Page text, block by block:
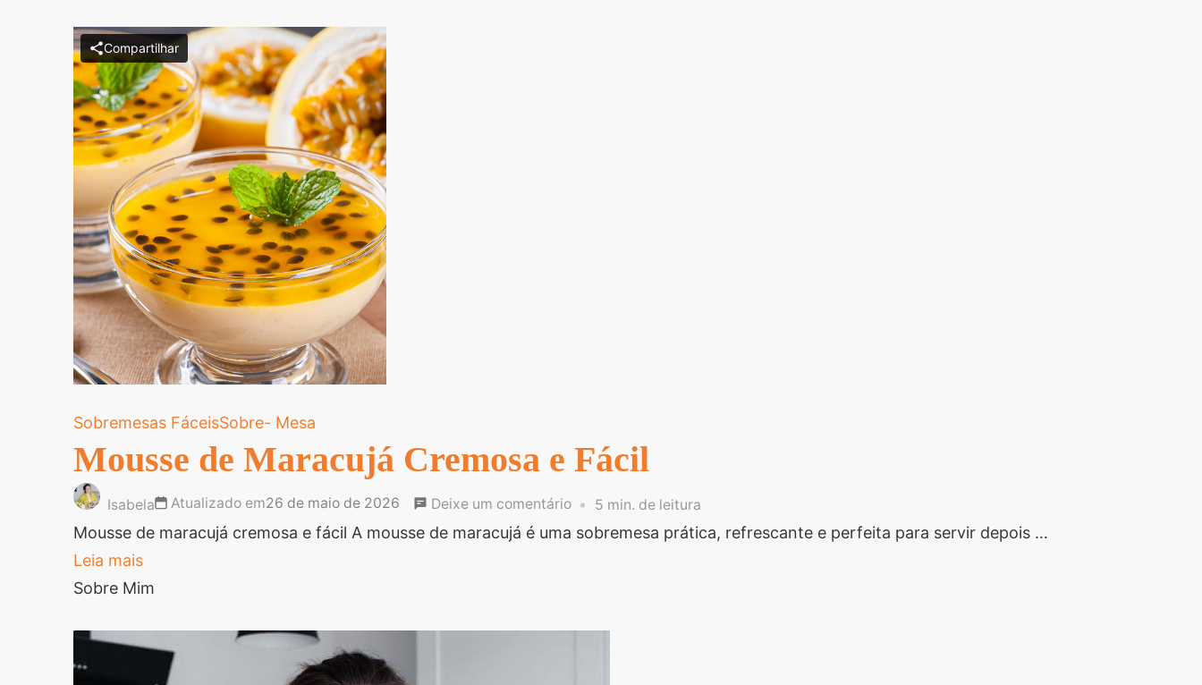
Compartilhar
Sobremesas FáceisSobre- Mesa
Mousse de Maracujá Cremosa e Fácil
Isabela Atualizado em26 de maio de 2026 Deixe um comentárioem
Mousse
5 min. de leitura
Mousse de maracujá cremosa e fácil A mousse de maracujá é uma sobremesa prática, refrescante e perfeita para servir depois …
Leia mais
Sobre Mim